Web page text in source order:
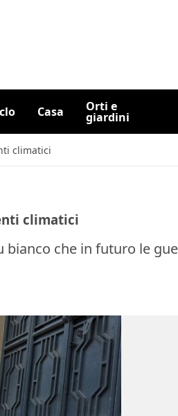
Casa Orti e
giardini
climatici
climatici
bianco che in futuro le